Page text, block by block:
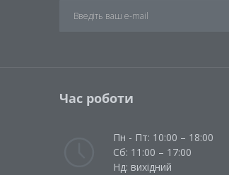
Час роботи
Пн - Пт: 10:00 – 18:00
Сб: 11:00 – 17:00
Нд: вихідний